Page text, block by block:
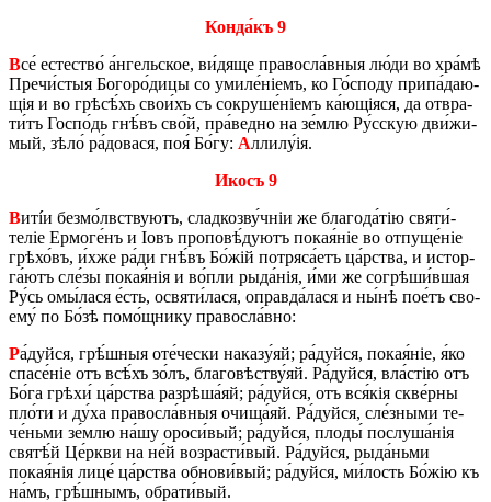
Кон­да́къ 9
Все́ есте­ство́ а́н­гель­ское, ви́дяще пра­во­сла́в­ныя лю́ди во хра́­мѣ
Пре­чи́­стыя Бо­го­ро́­ди­цы со уми­ле́ніемъ, ко Го́­спо­ду при­па́­да­ю­
щія и во грѣ­сѣ́хъ сво­и́хъ съ со­кру­ше́ніемъ ка́­ю­щіяся, да отвра­
ти́тъ Го­спо́дь гнѣ́въ сво́й, пра́­вед­но на зе́­млю Ру́с­скую дви́­жи­
мый, зѣло́ ра́­до­ва­ся, поя́ Бо́гу: Алли­лу́ія.
Икосъ 9
Витíи без­мо́лв­ствуютъ, слад­коз­ву́ч­ніи же бла­го­да́тію святи́­
теліе Ер­мо­ге́нъ и Іовъ про­по­вѣ́дуютъ покая́ніе во отпу­ще́ніе
грѣ­хо́въ, и́хже ра́ди гнѣ́въ Бо́жій потряса́­етъ ца́р­ства, и истор­
га́­ютъ сле́­зы покая́нія и во́­пли ры­да́нія, и́ми же со­грѣ­ши́в­шая
Ру́сь омы́­ла­ся е́сть, освяти́­ла­ся, оправ­да́­ла­ся и ны́нѣ по­е́тъ сво­
е­му́ по Бо́зѣ по­мо́щ­нику пра­во­сла́в­но:
Ра́дуй­ся, грѣ́ш­ныя оте́­че­ски на­ка­зу́яй; ра́дуй­ся, покая́ніе, я́ко
спа­се́ніе отъ всѣ́хъ зо́лъ, бла­го­вѣству́яй. Ра́дуй­ся, вла́­стію отъ
Бо́га грѣ­хи́ ца́р­ства раз­рѣ­ша́яй; ра́дуй­ся, отъ вся́кія скве́р­ны
пло́­ти и ду́ха пра­во­сла́в­ныя очи­ща́яй. Ра́дуй­ся, сле́з­ны­ми те­
че́нь­ми зе́­млю на́шу оро­си́­вый; ра́дуй­ся, пло­ды́ по­слу­ша́­нія
святѣ́й Це́р­кви на не́й воз­ра­сти́­вый. Ра́дуй­ся, ры­да́нь­ми
покая́нія лице́ ца́р­ства об­но­ви́­вый; ра́дуй­ся, ми́­лость Бо́жію къ
на́мъ, грѣ́ш­нымъ, обра­ти́­вый.